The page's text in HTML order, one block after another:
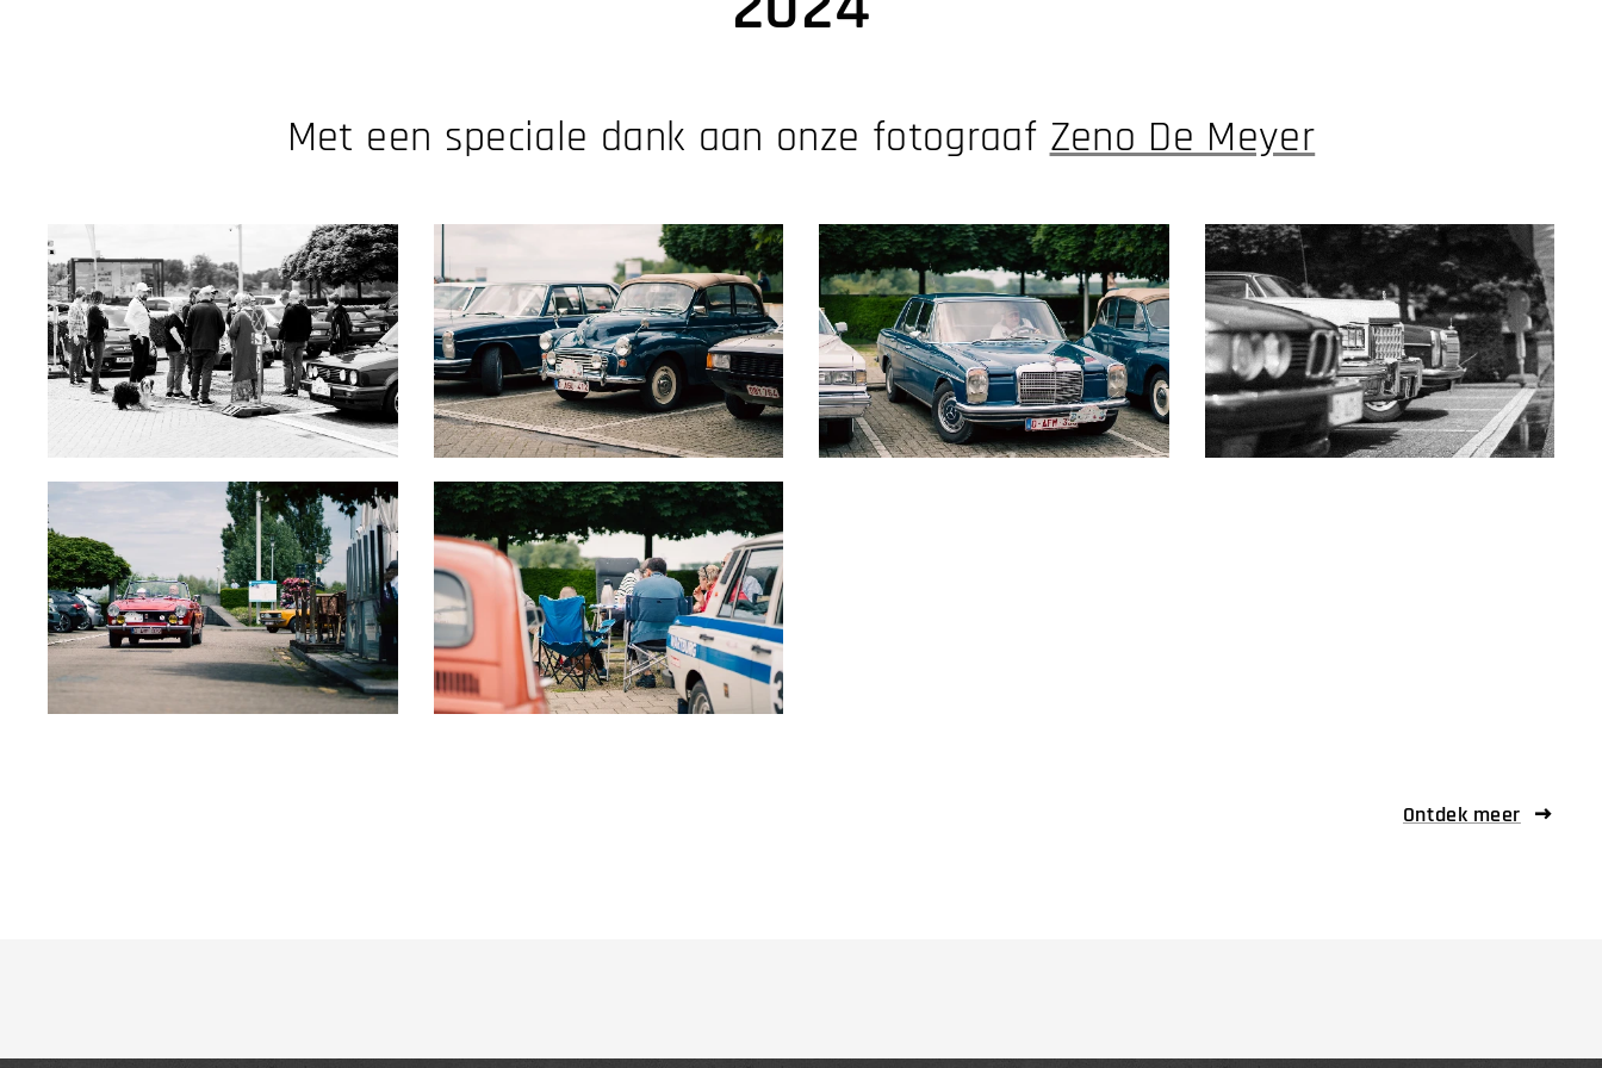
Met een speciale dank aan onze fotograafZeno De Meyer
Ontdek meer